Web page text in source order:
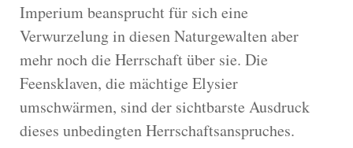
Imperium beansprucht für sich eine
Verwurzelung in diesen Naturgewalten aber
mehr noch die Herrschaft über sie. Die
Feensklaven, die mächtige Elysier
umschwärmen, sind der sichtbarste Ausdruck
dieses unbedingten Herrschaftsanspruches.